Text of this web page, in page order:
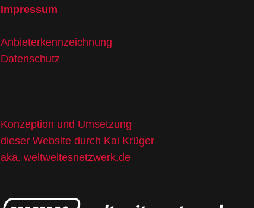
Impressum
Anbieterkennzeichnung
Datenschutz
Konzeption und Umsetzung
dieser Website durch Kai Krüger
aka. weltweitesnetzwerk.de